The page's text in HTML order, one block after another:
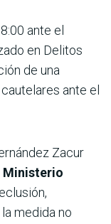
ante el
en Delitos
de una
ante el
Zacur
Ministerio
medida no